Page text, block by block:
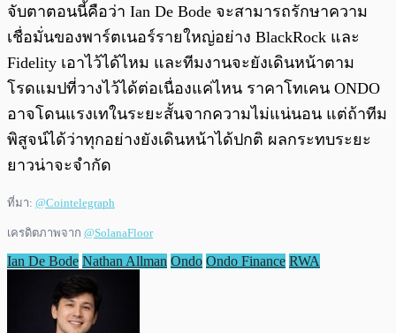
จับตาตอนนี้คือว่า Ian De Bode จะสามารถรักษาความ
เชื่อมั่นของพาร์ตเนอร์รายใหญ่อย่าง BlackRock และ
Fidelity เอาไว้ได้ไหม และทีมงานจะยังเดินหน้าตาม
โรดแมปที่วางไว้ได้ต่อเนื่องแค่ไหน ราคาโทเคน ONDO
อาจโดนแรงเทในระยะสั้นจากความไม่แน่นอน แต่ถ้าทีม
พิสูจน์ได้ว่าทุกอย่างยังเดินหน้าได้ปกติ ผลกระทบระยะ
ยาวน่าจะจำกัด
ที่มา: @Cointelegraph
เครดิตภาพจาก @SolanaFloor
Ian De Bode Nathan Allman Ondo Ondo Finance RWA